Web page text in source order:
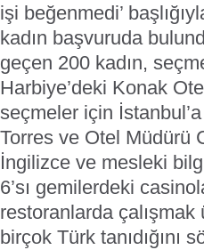
işi beğenmedi’
kadın başvuruda
geçen 200 kadın,
Harbiye’deki Konak
seçmeler için
Torres ve Otel Müdürü
İngilizce ve mesleki
6’sı gemilerdeki
restoranlarda çalışmak
birçok Türk tanıdığını